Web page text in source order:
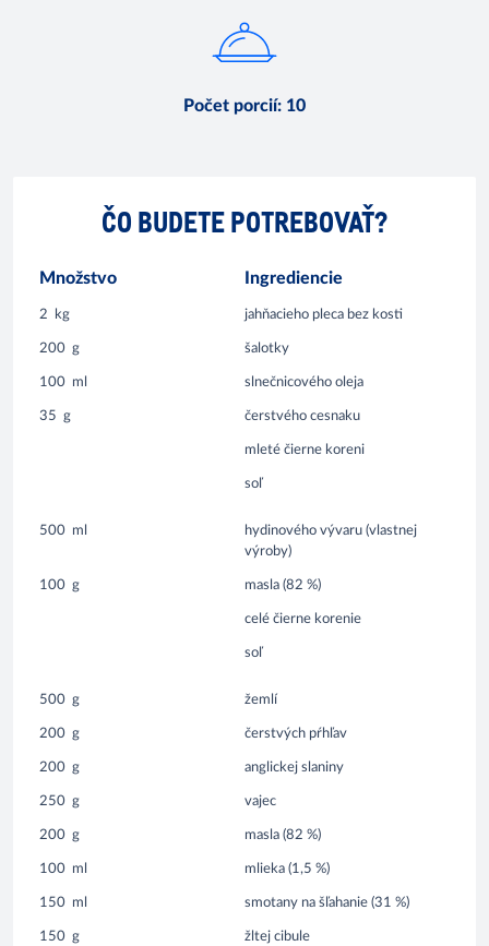
Počet porcií: 10
ČO BUDETE POTREBOVAŤ?
Množstvo Ingrediencie
2 kg jahňacieho pleca bez kosti
200 g šalotky
100 ml slnečnicového oleja
35 g čerstvého cesnaku
mleté čierne koreni
soľ
500 ml
hydinového vývaru (vlastnej
výroby)
100 g masla (82 %)
celé čierne korenie
soľ
500 g žemlí
200 g čerstvých pŕhľav
200 g anglickej slaniny
250 g vajec
200 g masla (82 %)
100 ml mlieka (1,5 %)
150 ml smotany na šľahanie (31 %)
150 g žltej cibule